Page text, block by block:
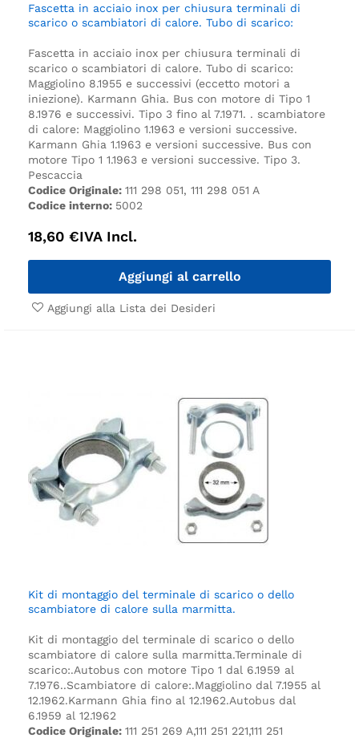
Fascetta in acciaio inox per chiusura terminali di
scarico o scambiatori di calore. Tubo di scarico:
Fascetta in acciaio inox per chiusura terminali di
scarico o scambiatori di calore. Tubo di scarico:
Maggiolino 8.1955 e successivi (eccetto motori a
iniezione). Karmann Ghia. Bus con motore di Tipo 1
8.1976 e successivi. Tipo 3 fino al 7.1971. . scambiatore
di calore: Maggiolino 1.1963 e versioni successive.
Karmann Ghia 1.1963 e versioni successive. Bus con
motore Tipo 1 1.1963 e versioni successive. Tipo 3.
Pescaccia
Codice Originale: 111 298 051, 111 298 051 A
Codice interno: 5002
18,60 €IVA Incl.
Aggiungi al carrello
Aggiungi alla Lista dei Desideri
Kit di montaggio del terminale di scarico o dello
scambiatore di calore sulla marmitta.
Kit di montaggio del terminale di scarico o dello
scambiatore di calore sulla marmitta.Terminale di
scarico:.Autobus con motore Tipo 1 dal 6.1959 al
7.1976..Scambiatore di calore:.Maggiolino dal 7.1955 al
12.1962.Karmann Ghia fino al 12.1962.Autobus dal
6.1959 al 12.1962
Codice Originale: 111 251 269 A,111 251 221,111 251